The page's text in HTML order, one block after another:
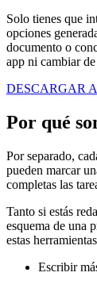
Solo tienes que
opciones
documento o
app ni cambiar
DESCARGAR
Por qué
Por separado,
pueden marcar
completas las
Tanto si estás
esquema de una
estas
Escribir